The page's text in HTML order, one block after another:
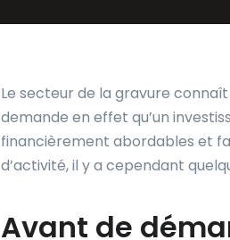
Le secteur de la gravure
demande en effet qu’un
financièrement abordables et
d’activité, il y a cependant
Avant de